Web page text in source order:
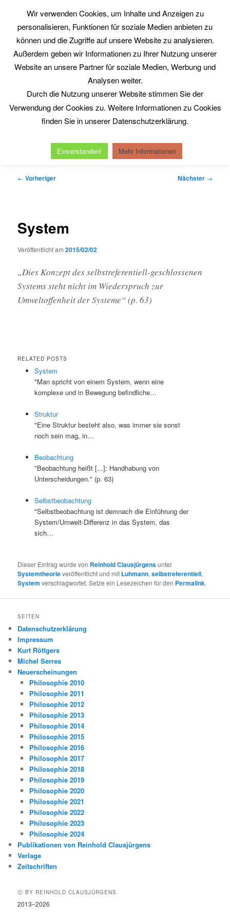
springenPhilosophy@Work
www.philosophy-at-work.eu
HauptmenüHome Neuerscheinungen Kurt Röttgers
Datenschutzerklärung Impressum
Beitragsnavigation
← Vorheriger Nächster →
System
Veröffentlicht am2015/02/02
„Dies Konzept des selbstreferentiell-geschlossenen
Systems steht nicht im Wiederspruch zur
Umweltoffenheit der Systeme“ (p. 63)
RELATED POSTS
System
"Man spricht von einem System, wenn eine
komplexe und in Bewegung befindliche…
Struktur
"Eine Struktur besteht also, was immer sie sonst
noch sein mag, in…
Beobachtung
"Beobachtung heißt [...]: Handhabung von
Unterscheidungen." (p. 63)
Selbstbeobachtung
"Selbstbeobachtung ist demnach die Einführung der
System/Umwelt-Differenz in das System, das
sich…
Dieser Eintrag wurde von Reinhold Clausjürgensunter
Systemtheorieveröffentlicht und mit Luhmann,selbstreferentiell,
System verschlagwortet. Setze ein Lesezeichen für den Permalink.
SEITEN
Datenschutzerklärung
Impressum
Kurt Röttgers
Michel Serres
Neuerscheinungen
Philosophie 2010
Philosophie 2011
Philosophie 2012
Philosophie 2013
Philosophie 2014
Philosophie 2015
Philosophie 2016
Philosophie 2017
Philosophie 2018
Philosophie 2019
Philosophie 2020
Philosophie 2021
Philosophie 2022
Philosophie 2023
Philosophie 2024
Publikationen von Reinhold Clausjürgens
Verlage
Zeitschriften
Ⓒ BY REINHOLD CLAUSJÜRGENS
2013–2026
Wir verwenden Cookies, um Inhalte und Anzeigen zu
personalisieren, Funktionen für soziale Medien anbieten zu
können und die Zugriffe auf unsere Website zu analysieren.
Außerdem geben wir Informationen zu Ihrer Nutzung unserer
Website an unsere Partner für soziale Medien, Werbung und
Analysen weiter.
Durch die Nutzung unserer Website stimmen Sie der
Verwendung der Cookies zu. Weitere Informationen zu Cookies
finden Sie in unserer Datenschutzerklärung.
Einverstanden! Mehr Informationen